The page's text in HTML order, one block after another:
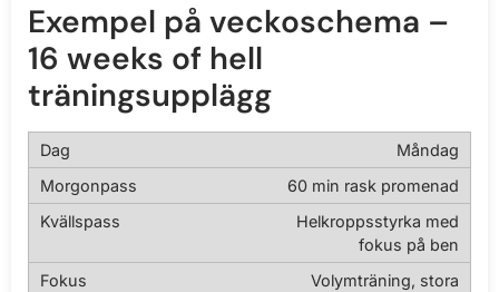
Exempel på veckoschema –
16 weeks of hell
träningsupplägg
Måndag
60 min rask promenad
Helkroppsstyrka med
fokus på ben
Volymträning, stora